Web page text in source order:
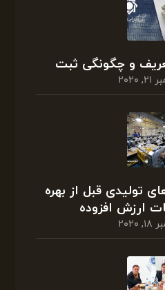
و چگونگی ثبت
تولیدی قبل از بهره
ارزش افزوده